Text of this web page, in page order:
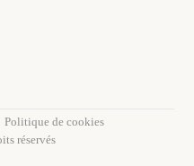
Politique de cookies
réservés